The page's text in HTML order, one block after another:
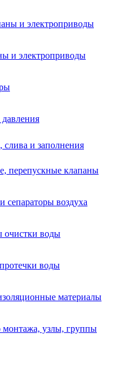
и электроприводы
и электроприводы
давления
и заполнения
перепускные клапаны
сепараторы воздуха
очистки воды
воды
материалы
узлы, группы